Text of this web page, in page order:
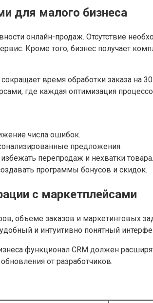
для малого бизнеса
онлайн-продаж. Отсутствие
Кроме того, бизнес получает
время обработки заказа на
где каждая оптимизация
числа ошибок.
предложения.
перепродаж и нехватки товара.
программы бонусов и скидок.
с маркетплейсами
объеме заказов и маркетинговых
и интуитивно понятный
функционал CRM должен
от разработчиков.